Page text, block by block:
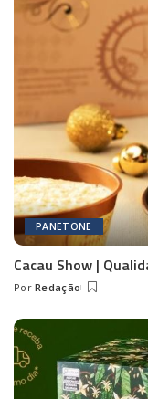
PANETONE
Cacau Show |
Posted
Por Redação